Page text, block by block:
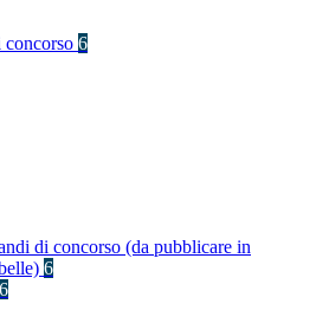
6
di concorso (da pubblicare in
6